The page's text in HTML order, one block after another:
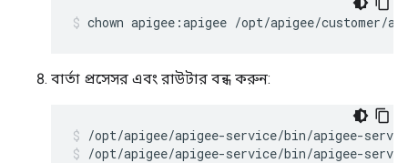
chown apigee:apigee /opt/apigee/customer/
বার্তা প্রসেসর এবং রাউটার বন্ধ করুন:
/opt/apigee/apigee-service/bin/apigee-